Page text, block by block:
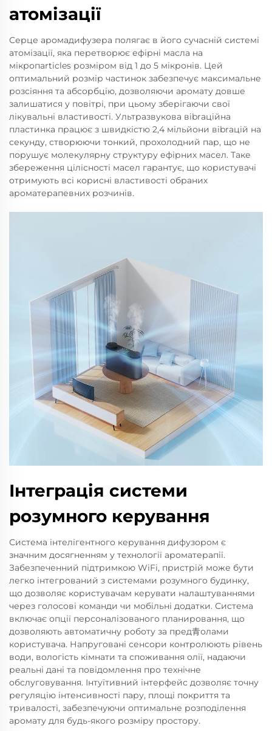
атомізації
Серце аромадифузера полягає в його сучасній системі
атомізації, яка перетворює ефірні масла на
мікропarticles розміром від 1 до 5 мікронів. Цей
оптимальний розмір частинок забезпечує максимальне
розсіяння та абсорбцію, дозволяючи аромату довше
залишатися у повітрі, при цьому зберігаючи свої
лікувальні властивості. Ультразвукова вibrацiйна
пластинка працює з швидкістю 2,4 мільйони вibrацій на
секунду, створюючи тонкий, прохолодний пар, що не
порушує молекулярну структуру ефірних масел. Таке
збереження цілісності масел гарантує, що користувачі
отримують всі корисні властивості обраних
ароматерапевних розчинів.
Інтеграція системи
розумного керування
Система інтелігентного керування дифузором є
значним досягненням у технології ароматерапії.
Забезпеченний підтримкою WiFi, пристрій може бути
легко інтегрований з системами розумного будинку,
що дозволяє користувачам керувати налаштуваннями
через голосові команди чи мобільні додатки. Система
включає опції персоналізованого планировання, що
дозволяють автоматичну роботу за пред青олами
користувача. Напруговані сенсори контролюють рівень
води, вологість кімнати та споживання олії, надаючи
реальні дані та повідомлення про технічне
обслуговування. Інтуїтивний інтерфейс дозволяє точну
регуляцію інтенсивності пару, площі покриття та
тривалості, забезпечуючи оптимальне розподілення
аромату для будь-якого розміру простору.